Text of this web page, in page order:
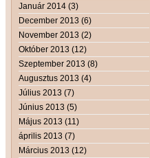
Január 2014 (3)
December 2013 (6)
November 2013 (2)
Október 2013 (12)
Szeptember 2013 (8)
Augusztus 2013 (4)
Július 2013 (7)
Június 2013 (5)
Május 2013 (11)
április 2013 (7)
Március 2013 (12)